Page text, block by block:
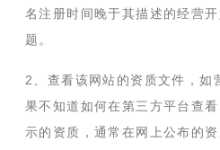
名注册时间晚于其描述的经营
题。
2、查看该网站的资质文件，如
果不知道如何在第三方平台查
示的资质，通常在网上公布的